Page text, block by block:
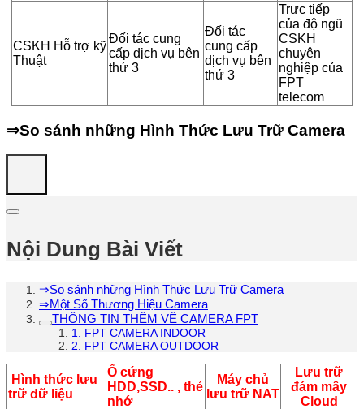
CSKH Hỗ trợ kỹ
Thuật
Đối tác cung
cấp dịch vụ bên
thứ 3
Đối tác
cung cấp
dịch vụ bên
thứ 3
Trực tiếp
của độ ngũ
CSKH
chuyên
nghiệp của
FPT
telecom
⇒So sánh những Hình Thức Lưu Trữ Camera
Nội Dung Bài Viết
⇒So sánh những Hình Thức Lưu Trữ Camera
⇒Một Số Thương Hiệu Camera
THÔNG TIN THÊM VỀ CAMERA FPT
1. FPT CAMERA INDOOR
2. FPT CAMERA OUTDOOR
Hình thức lưu
trữ dữ liệu
Ổ cứng
HDD,SSD.. , thẻ
nhớ
Máy chủ
lưu trữ NAT
Lưu trữ
đám mây
Cloud